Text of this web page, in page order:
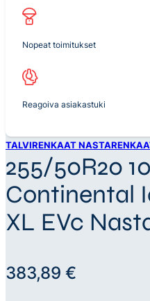
Nopeat toimitukset
Reagoiva asiakastuki
TALVIRENKAAT
255/50R20
Continental
XL EVc
383,89 €